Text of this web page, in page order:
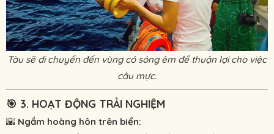
Tàu sẽ di chuyển đến vùng có sóng êm để thuận lợi cho việc
câu mực.
🎯 3. HOẠT ĐỘNG TRẢI NGHIỆM
🌇 Ngắm hoàng hôn trên biển: